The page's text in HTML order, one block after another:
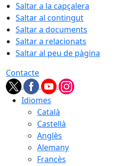
Saltar a la capçalera
Saltar al contingut
Saltar a documents
Saltar a relacionats
Saltar al peu de pàgina
Contacte
Idiomes
Català
Castellà
Anglès
Alemany
Francès